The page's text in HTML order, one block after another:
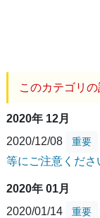
このカテゴリ
2020年 12月
2020/12/08
重要
等にご注意くださ
2020年 01月
2020/01/14
重要